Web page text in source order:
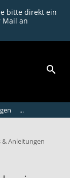
bitte direkt ein
Mail an
...
Anleitungen